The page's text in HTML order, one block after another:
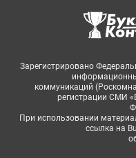
Зарегистрировано
коммуникаций
регистрации СМИ
При использовании
ссылка на